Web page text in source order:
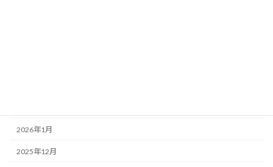
2026年1月
2025年12月